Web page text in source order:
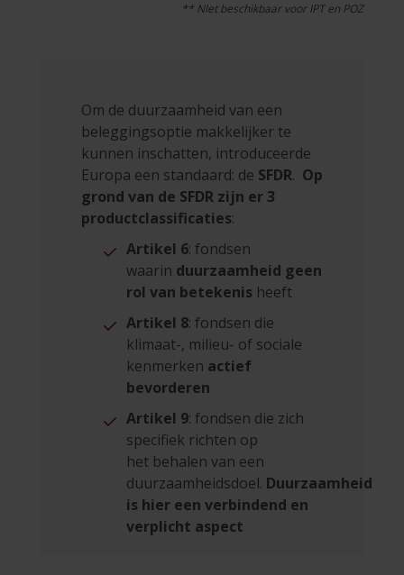
** NIet beschikbaar voor IPT en POZ
Om de duurzaamheid van een
beleggingsoptie makkelijker te
kunnen inschatten, introduceerde
Europa een standaard: de SFDR. Op
grond van de SFDR zijn er 3
productclassificaties:
Artikel 6: fondsen
waarin duurzaamheid geen
rol van betekenis heeft
Artikel 8: fondsen die
klimaat-, milieu- of sociale
kenmerken actief
bevorderen
Artikel 9: fondsen die zich
specifiek richten op
het behalen van een
duurzaamheidsdoel. Duurzaamheid
is hier een verbindend en
verplicht aspect